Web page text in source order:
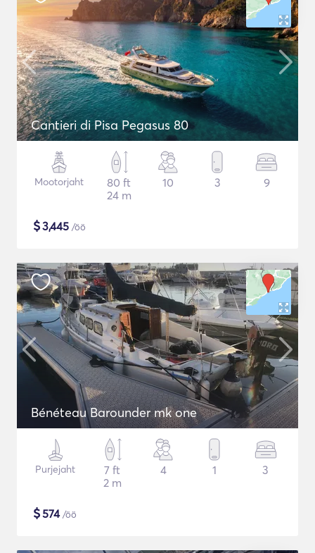
Cantieri di Pisa Pegasus 80
Mootorjaht
80 ft
24 m
10 3 9
$3,445 /öö
Bénéteau Barounder mk one
Purjejaht
7 ft
2 m
4 1 3
$574/öö